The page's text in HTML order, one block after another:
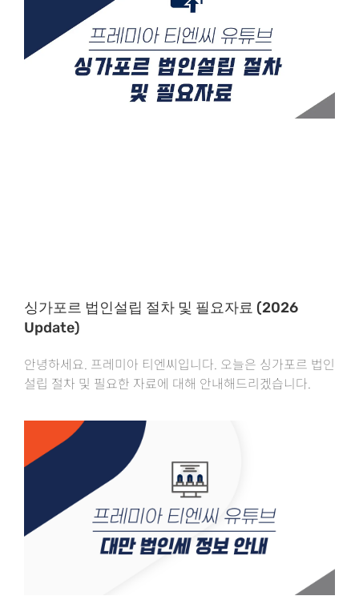
싱가포르 법인설립 절차 및 필요자료 (2026
Update)
안녕하세요. 프레미아 티엔씨입니다. 오늘은 싱가포르 법인
설립 절차 및 필요한 자료에 대해 안내해드리겠습니다.